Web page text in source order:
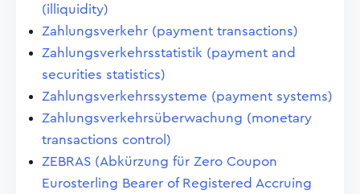
(illiquidity)
Zahlungsverkehr (payment transactions)
Zahlungsverkehrsstatistik (payment and
securities statistics)
Zahlungsverkehrssysteme (payment systems)
Zahlungsverkehrsüberwachung (monetary
transactions control)
ZEBRAS (Abkürzung für Zero Coupon
Eurosterling Bearer of Registered Accruing